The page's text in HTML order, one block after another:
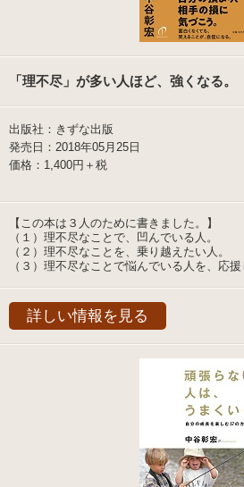
「理不尽」が多い人ほど、強くなる。
出版社：きずな出版
発売日：2018年05月25日
価格：1,400円＋税
【この本は３人のために書きました。】
（１）理不尽なことで、凹んでいる人。
（２）理不尽なことを、乗り越えたい人。
（３）理不尽なことで悩んでいる人を、応援
詳しい情報を見る